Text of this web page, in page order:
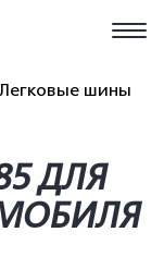
Легковые шины
ДЛЯ